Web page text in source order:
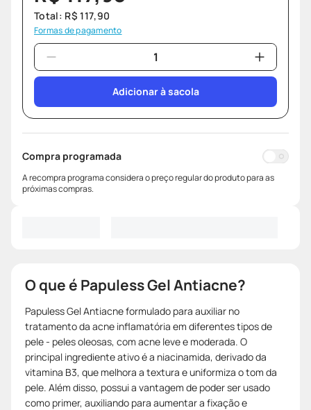
Total: R$ 117,90
Formas de pagamento
Adicionar à sacola
Compra programada
A recompra programa considera o preço regular do produto para as
próximas compras.
O que é Papuless Gel Antiacne?
Papuless Gel Antiacne formulado para auxiliar no
tratamento da acne inflamatória em diferentes tipos de
pele - peles oleosas, com acne leve e moderada. O
principal ingrediente ativo é a niacinamida, derivado da
vitamina B3, que melhora a textura e uniformiza o tom da
pele. Além disso, possui a vantagem de poder ser usado
como primer, auxiliando para aumentar a fixação e